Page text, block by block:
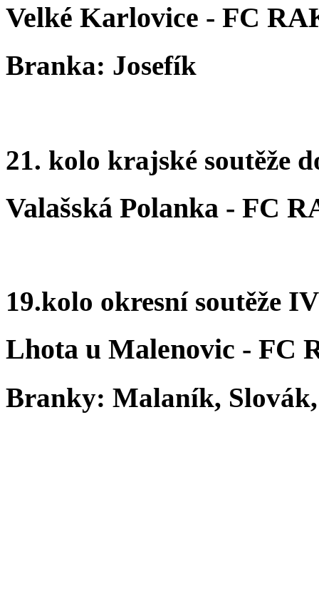
Velké Karlovice - FC
Branka: Josefík
21. kolo krajské soutěže
Valašská Polanka - FC
19.kolo okresní soutěže
Lhota u Malenovic -
Branky: Malaník,